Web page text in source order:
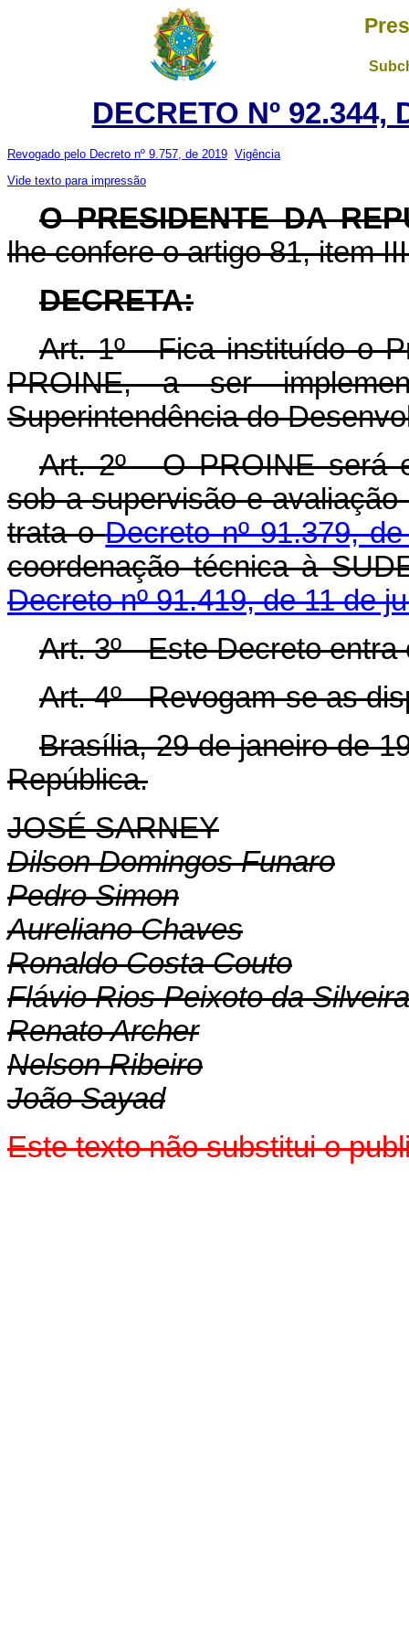
DECRETO Nº 92.344,
Revogado pelo Decreto nº 9.757, de 2019 Vigência
Vide texto para impressão
O PRESIDENTE DA
lhe confere o artigo 81, item
DECRETA:
Art. 1º - Fica instituído o
PROINE, a ser
Superintendência do
Art. 2º - O PROINE será
sob a supervisão e
trata oDecreto nº 91.379,
coordenação técnica à
Decreto nº 91.419, de 11 de
Art. 3º - Este Decreto
Art. 4º - Revogam-se as
Brasília, 29 de janeiro de
República.
JOSÉ SARNEY
Dilson Domingos Funaro
Pedro Simon
Aureliano Chaves
Ronaldo Costa Couto
Flávio Rios Peixoto da Silveira
Renato Archer
Nelson Ribeiro
João Sayad
Este texto não substitui o